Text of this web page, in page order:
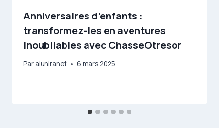
Anniversaires d’enfants :
transformez-les en aventures
inoubliables avec ChasseOtresor
Par aluniranet 6 mars 2025